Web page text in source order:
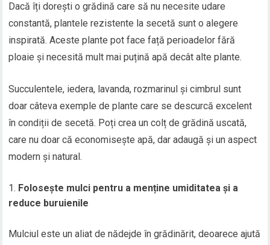
Dacă îți dorești o grădină care să nu necesite udare
constantă, plantele rezistente la secetă sunt o alegere
inspirată. Aceste plante pot face față perioadelor fără
ploaie și necesită mult mai puțină apă decât alte plante.
Succulentele, iedera, lavanda, rozmarinul și cimbrul sunt
doar câteva exemple de plante care se descurcă excelent
în condiții de secetă. Poți crea un colț de grădină uscată,
care nu doar că economisește apă, dar adaugă și un aspect
modern și natural.
Folosește mulci pentru a menține umiditatea și a
reduce buruienile
Mulciul este un aliat de nădejde în grădinărit, deoarece ajută